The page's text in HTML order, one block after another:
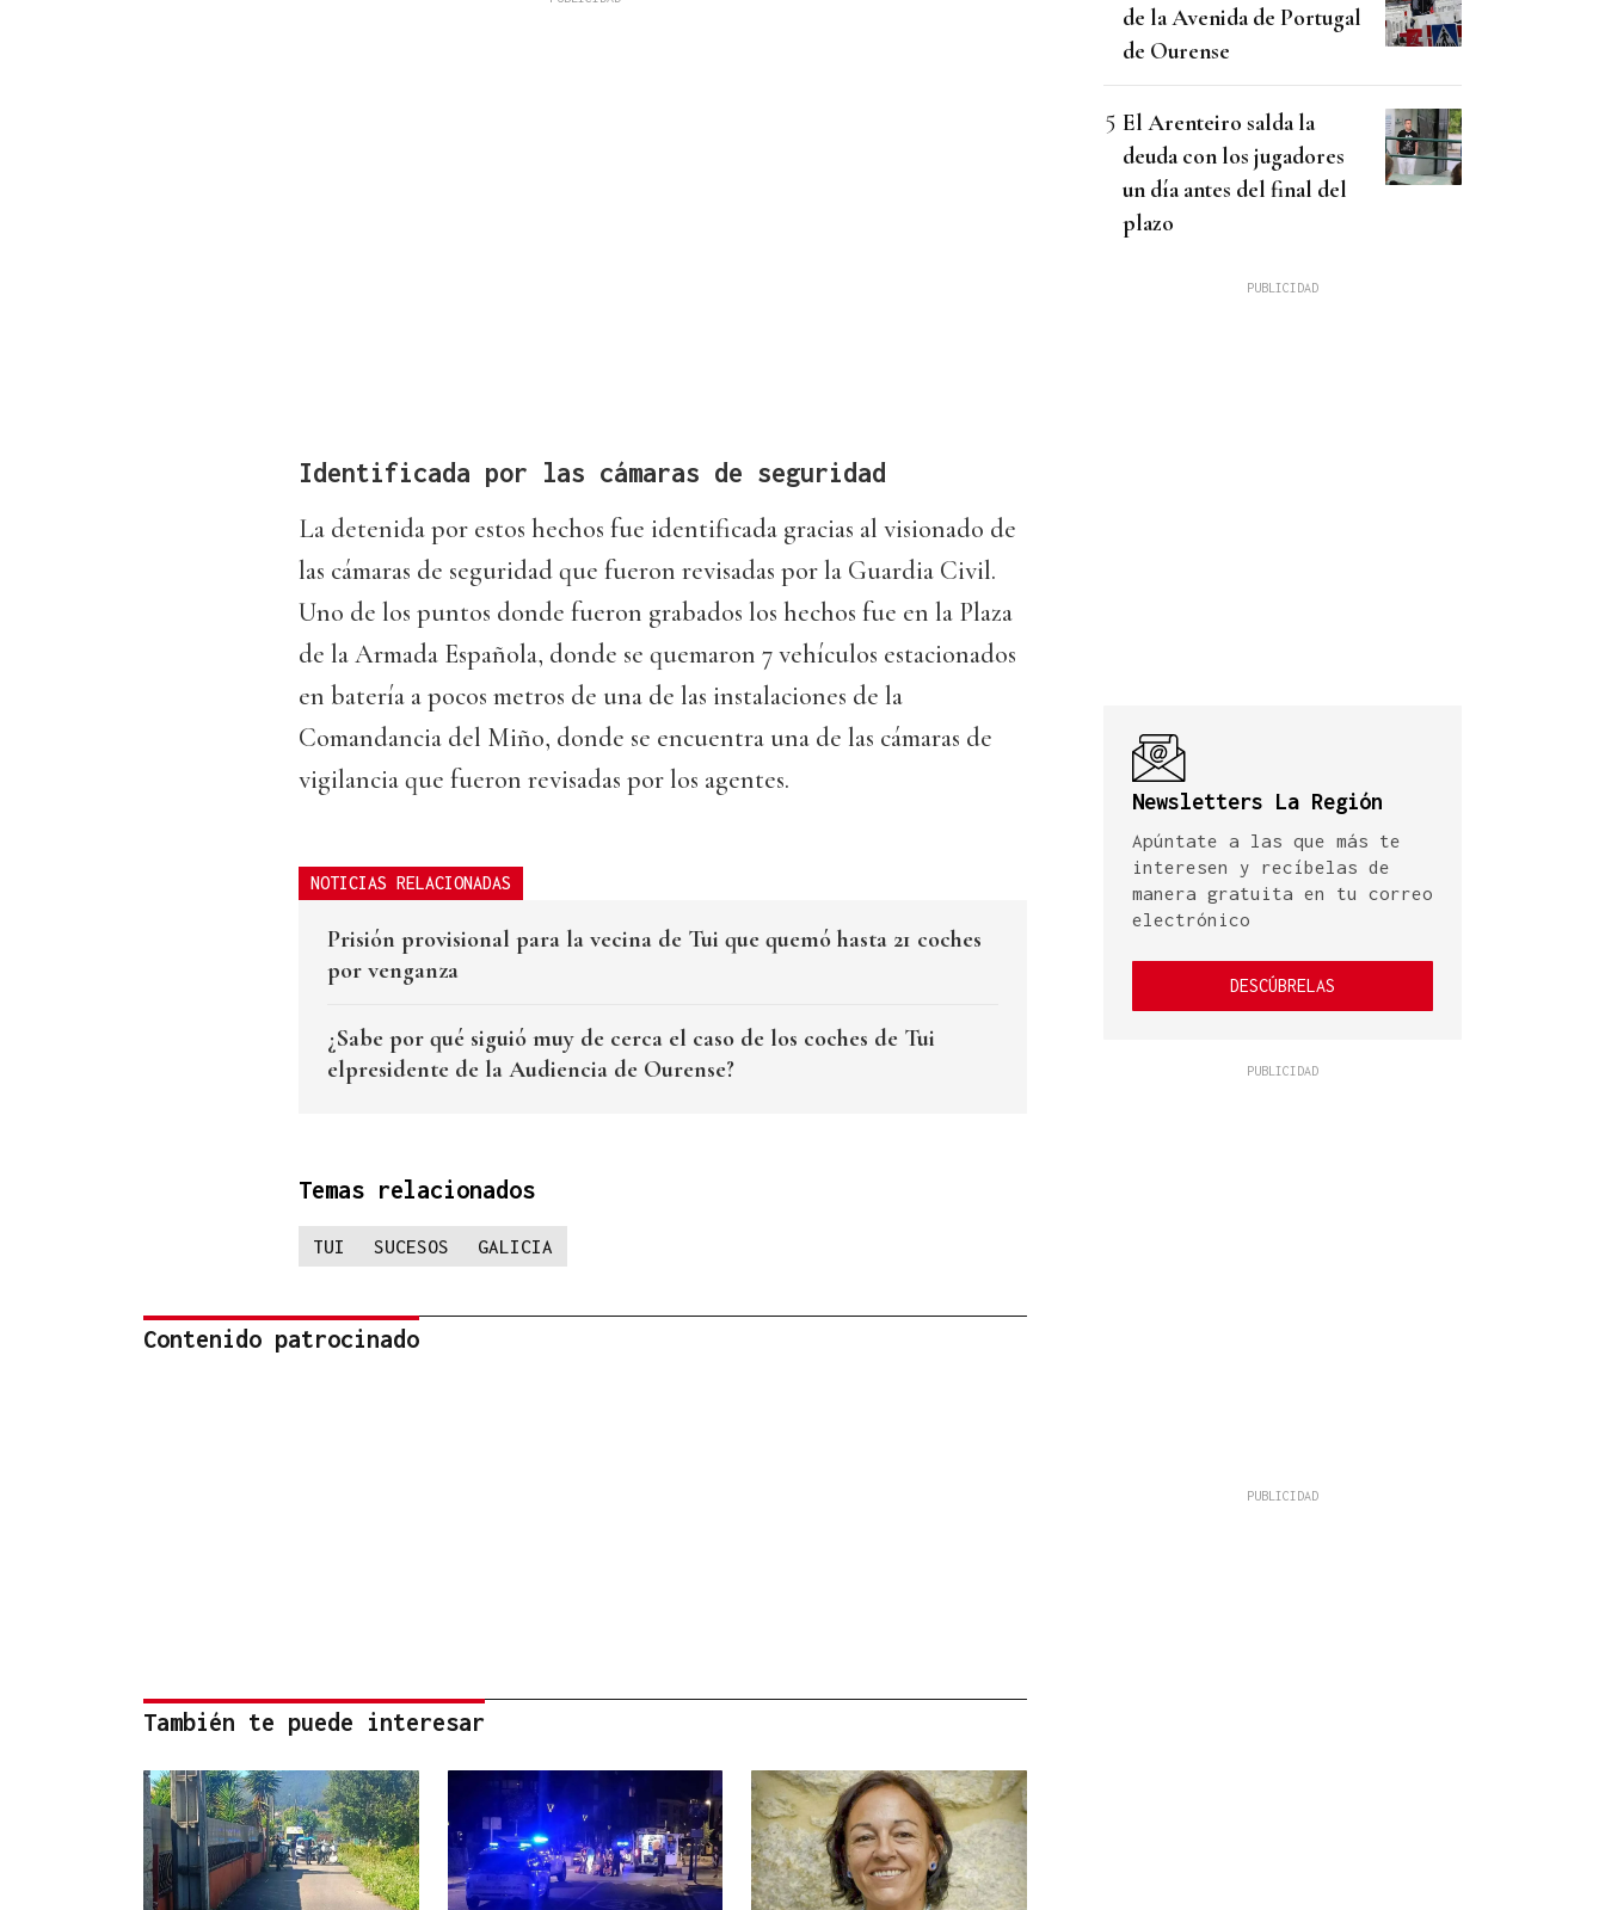
Identificada por las cámaras de seguridad
La detenida por estos hechos fue identificada gracias al visionado de
las cámaras de seguridad que fueron revisadas por la Guardia Civil.
Uno de los puntos donde fueron grabados los hechos fue en la Plaza
de la Armada Española, donde se quemaron 7 vehículos estacionados
en batería a pocos metros de una de las instalaciones de la
Comandancia del Miño, donde se encuentra una de las cámaras de
vigilancia que fueron revisadas por los agentes.
NOTICIAS RELACIONADAS
Prisión provisional para la vecina de Tui que quemó hasta 21 coches
por venganza
¿Sabe por qué siguió muy de cerca el caso de los coches de Tui
elpresidente de la Audiencia de Ourense?
Temas relacionados
TUI SUCESOS GALICIA
Contenido patrocinado
También te puede interesar
de la Avenida de Portugal
de Ourense
El Arenteiro salda la
deuda con los jugadores
un día antes del final del
plazo
Newsletters La Región
Apúntate a las que más te
interesen y recíbelas de
manera gratuita en tu correo
electrónico
DESCÚBRELAS